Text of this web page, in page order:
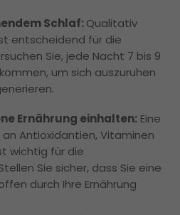
Schlaf:Qualitativ
entscheidend für die
Sie, jede Nacht 7 bis 9
um sich auszuruhen
Ernährung einhalten: Eine
an Antioxidantien, Vitaminen
wichtig für die
Sie sicher, dass Sie eine
durch Ihre Ernährung